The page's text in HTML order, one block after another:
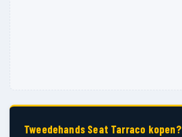
Tweedehands Seat Tarraco kopen?